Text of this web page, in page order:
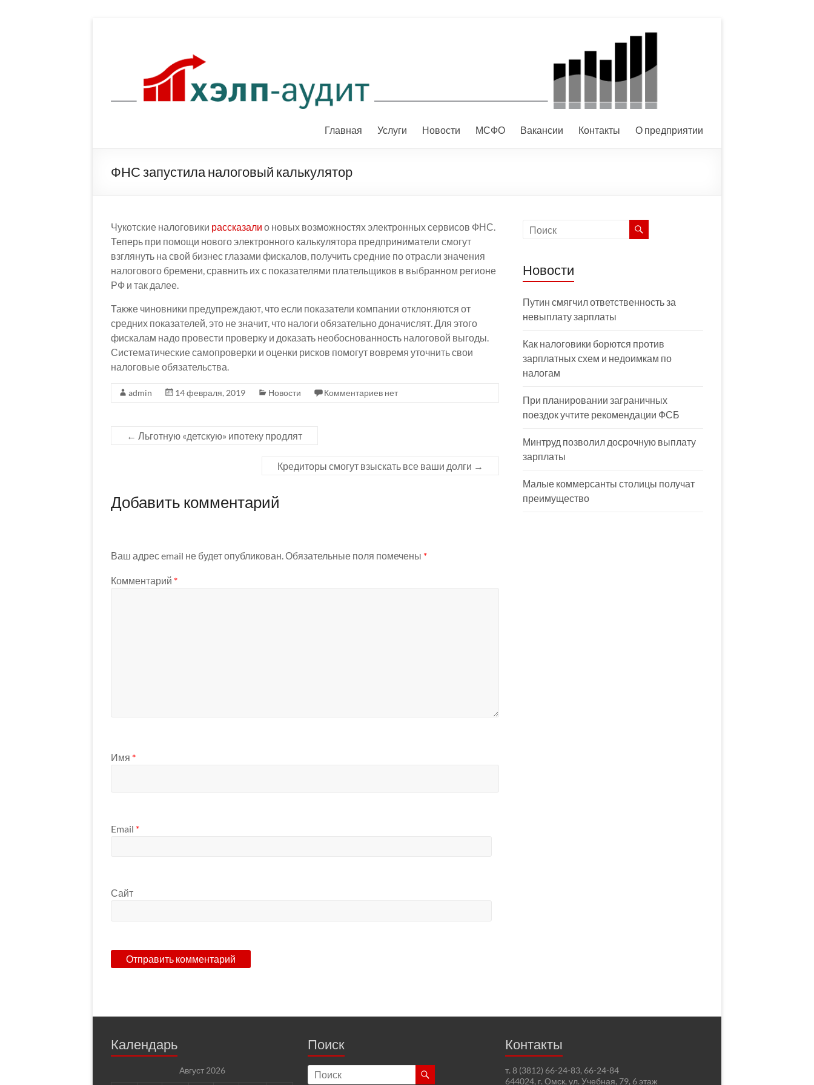
Главная Услуги Новости МСФО Вакансии Контакты О предприятии
ФНС запустила налоговый калькулятор
Чукотские налоговики рассказали о новых возможностях электронных сервисов ФНС.
Теперь при помощи нового электронного калькулятора предприниматели смогут
взглянуть на свой бизнес глазами фискалов, получить средние по отрасли значения
налогового бремени, сравнить их с показателями плательщиков в выбранном регионе
РФ и так далее.
Также чиновники предупреждают, что если показатели компании отклоняются от
средних показателей, это не значит, что налоги обязательно доначислят. Для этого
фискалам надо провести проверку и доказать необоснованность налоговой выгоды.
Систематические самопроверки и оценки рисков помогут вовремя уточнить свои
налоговые обязательства.
admin 14 февраля, 2019 Новости Комментариев нет
← Льготную «детскую» ипотеку продлят
Кредиторы смогут взыскать все ваши долги →
Добавить комментарий
Ваш адрес email не будет опубликован. Обязательные поля помечены *
Комментарий *
Имя *
Email *
Сайт
Новости
Путин смягчил ответственность за
невыплату зарплаты
Как налоговики борются против
зарплатных схем и недоимкам по
налогам
При планировании заграничных
поездок учтите рекомендации ФСБ
Минтруд позволил досрочную выплату
зарплаты
Малые коммерсанты столицы получат
преимущество
Календарь
Август 2026
Поиск Контакты
т. 8 (3812) 66-24-83, 66-24-84
644024, г. Омск, ул. Учебная, 79, 6 этаж